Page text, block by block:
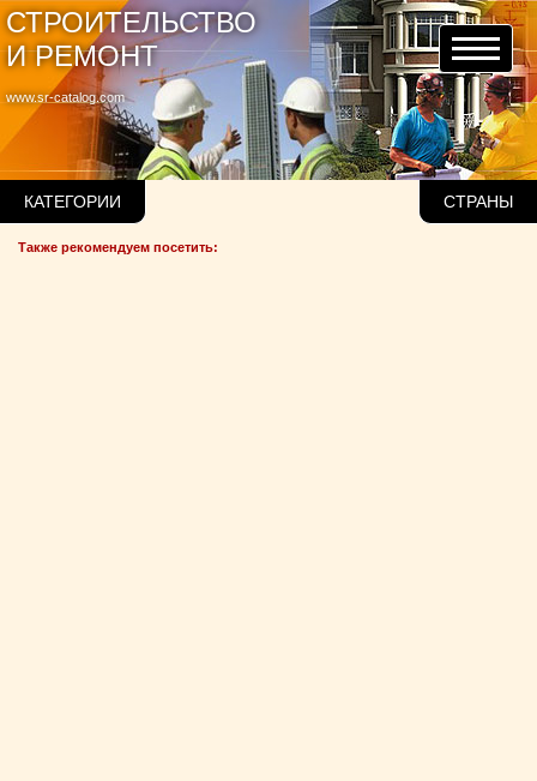
www.sr-catalog.com
СТРОИТЕЛЬСТВО
И РЕМОНТ
КАТЕГОРИИ СТРАНЫ
Также рекомендуем посетить: